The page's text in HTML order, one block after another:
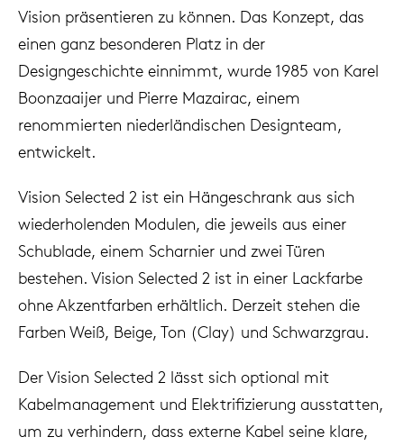
Vision präsentieren zu können. Das Konzept, das
einen ganz besonderen Platz in der
Designgeschichte einnimmt, wurde 1985 von Karel
Boonzaaijer und Pierre Mazairac, einem
renommierten niederländischen Designteam,
entwickelt.
Vision Selected 2 ist ein Hängeschrank aus sich
wiederholenden Modulen, die jeweils aus einer
Schublade, einem Scharnier und zwei Türen
bestehen. Vision Selected 2 ist in einer Lackfarbe
ohne Akzentfarben erhältlich. Derzeit stehen die
Farben Weiß, Beige, Ton (Clay) und Schwarzgrau.
Der Vision Selected 2 lässt sich optional mit
Kabelmanagement und Elektrifizierung ausstatten,
um zu verhindern, dass externe Kabel seine klare,